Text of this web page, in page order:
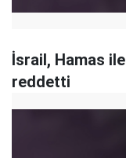
İsrail, Hamas
reddetti